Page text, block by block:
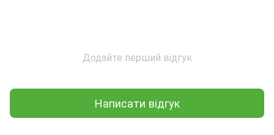
Додайте перший відгук
Написати відгук